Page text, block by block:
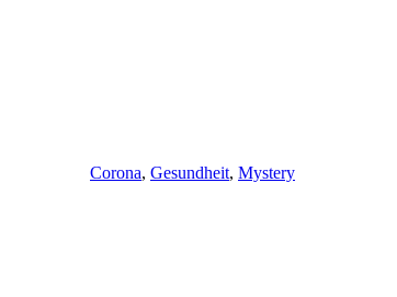
Corona, Gesundheit, Mystery